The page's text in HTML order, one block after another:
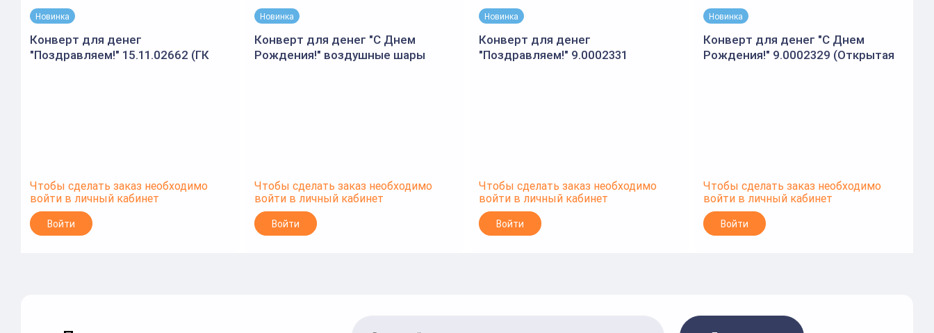
Новинка
Конверт для денег
"Поздравляем!" 15.11.02662 (ГК
Чтобы сделать заказ необходимо
войти в личный кабинет
Войти
Новинка
Конверт для денег "С Днем
Рождения!" воздушные шары
Чтобы сделать заказ необходимо
войти в личный кабинет
Войти
Новинка
Конверт для денег
"Поздравляем!" 9.0002331
Чтобы сделать заказ необходимо
войти в личный кабинет
Войти
Новинка
Конверт для денег "С Днем
Рождения!" 9.0002329 (Открытая
Чтобы сделать заказ необходимо
войти в личный кабинет
Войти